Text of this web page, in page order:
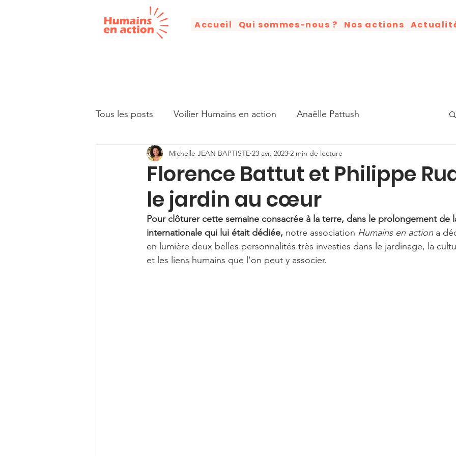
Accueil Qui sommes-nous ? Nos actions
Tous les posts Voilier Humains en action Anaëlle Pattush
Droits humains Alphabétisation Humains en action
Discours Luther King Livre
Rencontres Journée internationale I have a dream Podcasts
Florence Battut et Philippe
le jardin au cœur
Michelle JEAN BAPTISTE 23 avr. 2023 2 min de lecture
Pour clôturer cette semaine consacrée à la terre, dans le prolongement de
internationale qui lui était dédiée, notre association Humains en action a
en lumière deux belles personnalités très investies dans le jardinage, la
et les liens humains que l'on peut y associer.